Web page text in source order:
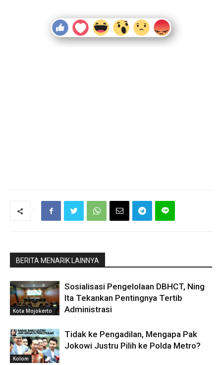
BERITA MENARIK LAINNYA
Kota Mojokerto
Sosialisasi Pengelolaan DBHCT, Ning
Ita Tekankan Pentingnya Tertib
Administrasi
Kolom
Tidak ke Pengadilan, Mengapa Pak
Jokowi Justru Pilih ke Polda Metro?